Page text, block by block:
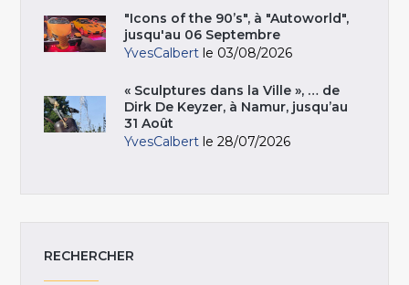
"Icons of the 90’s", à "Autoworld",
jusqu'au 06 Septembre
YvesCalbert le 03/08/2026
« Sculptures dans la Ville », … de
Dirk De Keyzer, à Namur, jusqu’au
31 Août
YvesCalbert le 28/07/2026
RECHERCHER